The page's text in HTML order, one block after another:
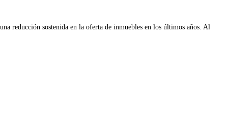
reducción sostenida en la oferta de inmuebles en los últimos años. Al